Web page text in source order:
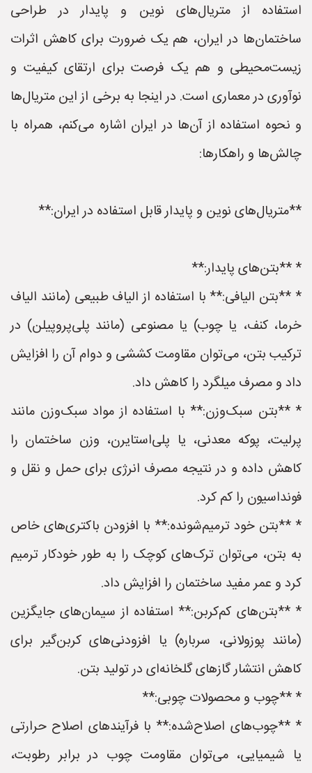
استفاده از متریال‌های نوین و پایدار در طراحی
ساختمان‌ها در ایران، هم یک ضرورت برای کاهش اثرات
زیست‌محیطی و هم یک فرصت برای ارتقای کیفیت و
نوآوری در معماری است. در اینجا به برخی از این متریال‌ها
و نحوه استفاده از آن‌ها در ایران اشاره می‌کنم، همراه با
چالش‌ها و راهکارها:
**متریال‌های نوین و پایدار قابل استفاده در ایران:**
* **بتن‌های پایدار:**
* **بتن الیافی:** با استفاده از الیاف طبیعی (مانند الیاف
خرما، کنف، یا چوب) یا مصنوعی (مانند پلی‌پروپیلن) در
ترکیب بتن، می‌توان مقاومت کششی و دوام آن را افزایش
داد و مصرف میلگرد را کاهش داد.
* **بتن سبک‌وزن:** با استفاده از مواد سبک‌وزن مانند
پرلیت، پوکه معدنی، یا پلی‌استایرن، وزن ساختمان را
کاهش داده و در نتیجه مصرف انرژی برای حمل و نقل و
فونداسیون را کم کرد.
* **بتن خود ترمیم‌شونده:** با افزودن باکتری‌های خاص
به بتن، می‌توان ترک‌های کوچک را به طور خودکار ترمیم
کرد و عمر مفید ساختمان را افزایش داد.
* **بتن‌های کم‌کربن:** استفاده از سیمان‌های جایگزین
(مانند پوزولانی، سرباره) یا افزودنی‌های کربن‌گیر برای
کاهش انتشار گازهای گلخانه‌ای در تولید بتن.
* **چوب و محصولات چوبی:**
* **چوب‌های اصلاح‌شده:** با فرآیندهای اصلاح حرارتی
یا شیمیایی، می‌توان مقاومت چوب در برابر رطوبت،